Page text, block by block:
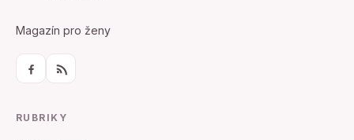
Magazín pro ženy
RUBRIKY